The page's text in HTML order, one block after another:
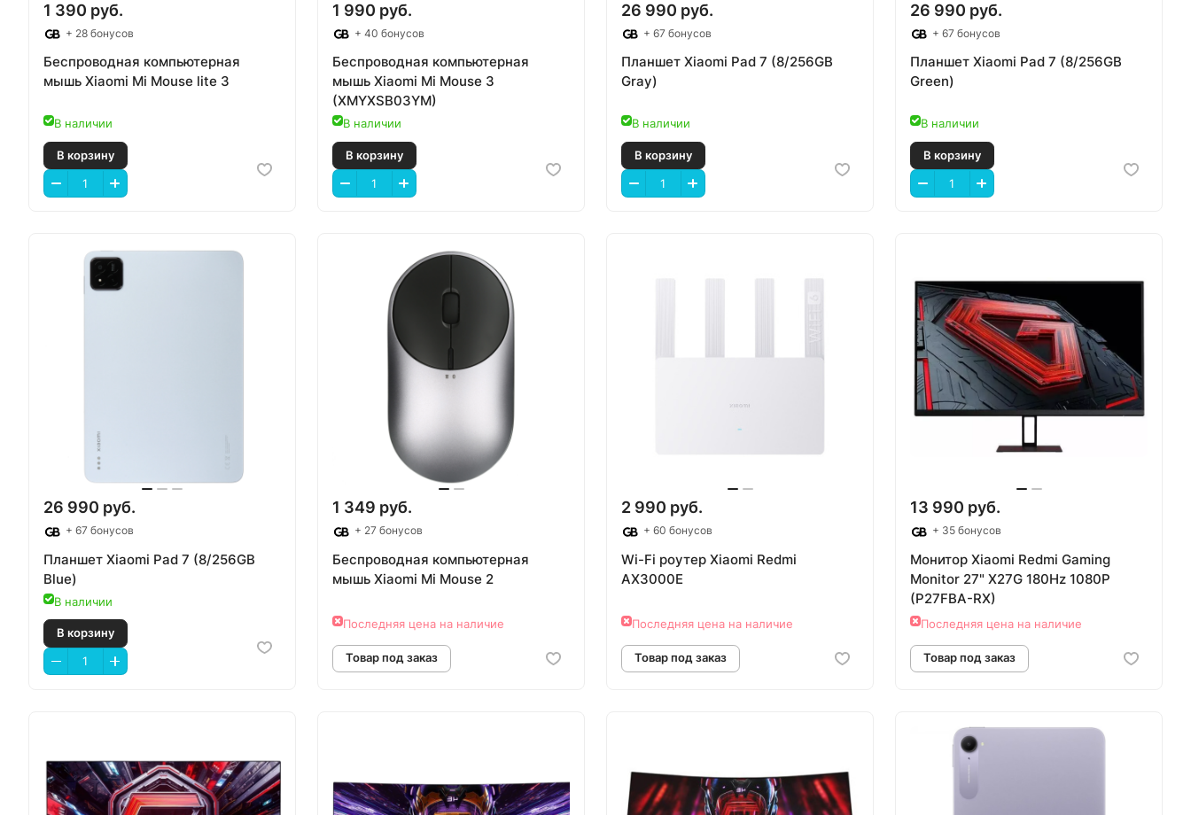
1 390 руб.
+ 28 бонусов
Беспроводная компьютерная
мышь Xiaomi Mi Mouse lite 3
В наличии
1 990 руб.
+ 40 бонусов
Беспроводная компьютерная
мышь Xiaomi Mi Mouse 3
(XMYXSB03YM)
В наличии
26 990 руб.
+ 67 бонусов
Планшет Xiaomi Pad 7 (8/256GB
Gray)
В наличии
26 990 руб.
+ 67 бонусов
Планшет Xiaomi Pad 7 (8/256GB
Green)
В наличии
26 990 руб.
+ 67 бонусов
Планшет Xiaomi Pad 7 (8/256GB
Blue)
В наличии
В корзину
1 349 руб.
+ 27 бонусов
Беспроводная компьютерная
мышь Xiaomi Mi Mouse 2
Последняя цена на наличие
Товар под заказ
2 990 руб.
+ 60 бонусов
Wi-Fi роутер Xiaomi Redmi
AX3000E
Последняя цена на наличие
Товар под заказ
13 990 руб.
+ 35 бонусов
Монитор Xiaomi Redmi Gaming
Monitor 27" X27G 180Hz 1080P
(P27FBA-RX)
Последняя цена на наличие